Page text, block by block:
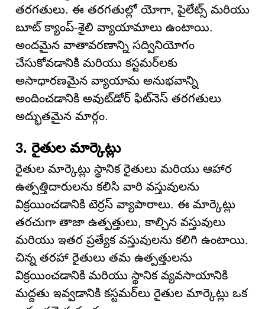
తరగతులు. ఈ తరగతుల్లో యోగా, పైలేట్స్ మరియు
బూట్ క్యాంప్-శైలి వ్యాయామాలు ఉంటాయి.
అందమైన వాతావరణాన్ని సద్వినియోగం
చేసుకోవడానికి మరియు కస్టమర్‌లకు
అసాధారణమైన వ్యాయామ అనుభవాన్ని
అందించడానికి అవుట్‌డోర్ ఫిట్‌నెస్ తరగతులు
అద్భుతమైన మార్గం.
3. రైతుల మార్కెట్లు
రైతుల మార్కెట్లు స్థానిక రైతులు మరియు ఆహార
ఉత్పత్తిదారులను కలిసి వారి వస్తువులను
విక్రయించడానికి టెర్రస్ వ్యాపారాలు. ఈ మార్కెట్లు
తరచుగా తాజా ఉత్పత్తులు, కాల్చిన వస్తువులు
మరియు ఇతర ప్రత్యేక వస్తువులను కలిగి ఉంటాయి.
చిన్న తరహా రైతులు తమ ఉత్పత్తులను
విక్రయించడానికి మరియు స్థానిక వ్యవసాయానికి
మద్దతు ఇవ్వడానికి కస్టమర్‌లు రైతుల మార్కెట్లు ఒక